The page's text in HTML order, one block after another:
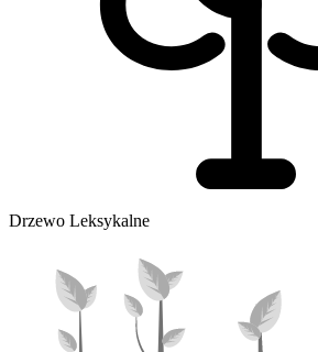
Drzewo Leksykalne